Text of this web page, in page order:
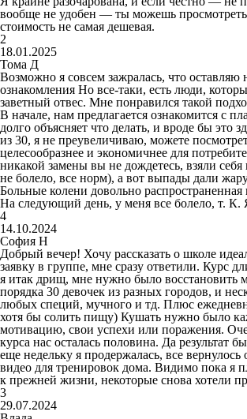
вообще не удобен — ты можешь просмотреть
стоимость не самая дешевая.
2
18.01.2025
Тома Д
Возможно я совсем зажралась, что
ознакомления Но все-таки, есть люди,
заветный отвес. Мне понравился такой
В начале, нам предлагается ознакомится с
долго объясняет что делать, и вроде бы
из 30, я не преувеличиваю, можете
целесообразнее и экономичнее для
никакой замены вы не дождетесь, взяли
не болело, все норм), а вот выпады дали
Больные колени довольно
На следующий день, у меня все болело, т. К.
4
14.10.2024
София Н
Добрый вечер! Хочу рассказать о школе
заявку в группе, мне сразу ответили. Курс
я итак дрищ, мне нужно было восстановить
порядка 30 девочек из разных городов, и
любых специй, мучного и тд. Плюс
хотя бы солить пищу) Кушать нужно было
мотивацию, свои успехи или поражения.
курса нас осталась половина. Да
еще недельку я продержалась, все
видео для тренировок дома. Видимо пока я
к прежней жизни, некоторые снова хотели
3
29.07.2024